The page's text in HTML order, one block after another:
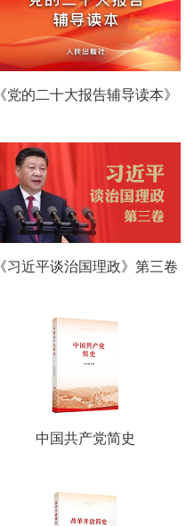
《党的二十大报告辅导读本》
《习近平谈治国理政》第三卷
中国共产党简史